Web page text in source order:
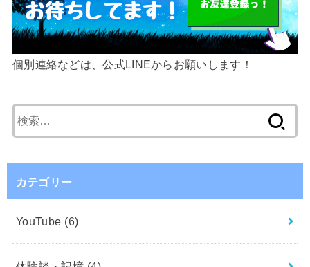
個別連絡などは、公式LINEからお願いします！
索:
カテゴリー
YouTube (6)